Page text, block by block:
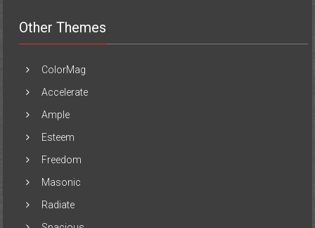
Other Themes
ColorMag
Accelerate
Ample
Esteem
Freedom
Masonic
Radiate